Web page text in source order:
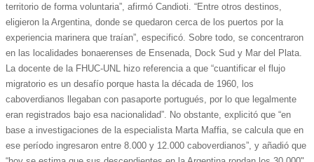
territorio de forma voluntaria”, afirmó Candioti. “Entre otros destinos,
eligieron la Argentina, donde se quedaron cerca de los puertos por la
experiencia marinera que traían”, especificó. Sobre todo, se concentraron
en las localidades bonaerenses de Ensenada, Dock Sud y Mar del Plata.
La docente de la FHUC-UNL hizo referencia a que “cuantificar el flujo
migratorio es un desafío porque hasta la década de 1960, los
caboverdianos llegaban con pasaporte portugués, por lo que legalmente
eran registrados bajo esa nacionalidad”. No obstante, explicitó que “en
base a investigaciones de la especialista Marta Maffia, se calcula que en
ese período ingresaron entre 8.000 y 12.000 caboverdianos”, y añadió que